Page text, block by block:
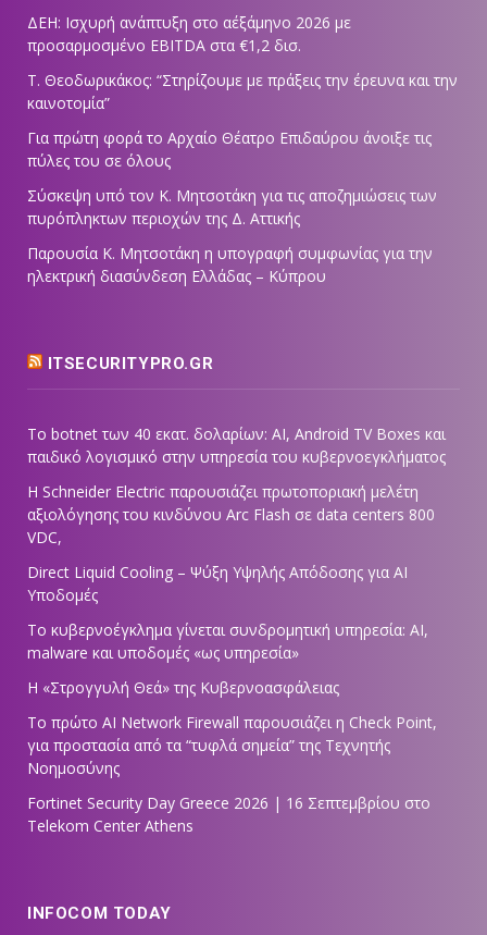
ΔΕΗ: Ισχυρή ανάπτυξη στο α΄εξάμηνο 2026 με
προσαρμοσμένο EBITDA στα €1,2 δισ.
Τ. Θεοδωρικάκος: “Στηρίζουμε με πράξεις την έρευνα και την
καινοτομία”
Για πρώτη φορά το Αρχαίο Θέατρο Επιδαύρου άνοιξε τις
πύλες του σε όλους
Σύσκεψη υπό τον Κ. Μητσοτάκη για τις αποζημιώσεις των
πυρόπληκτων περιοχών της Δ. Αττικής
Παρουσία Κ. Μητσοτάκη η υπογραφή συμφωνίας για την
ηλεκτρική διασύνδεση Ελλάδας – Κύπρου
ITSECURITYPRO.GR
Το botnet των 40 εκατ. δολαρίων: AI, Android TV Boxes και
παιδικό λογισμικό στην υπηρεσία του κυβερνοεγκλήματος
Η Schneider Electric παρουσιάζει πρωτοποριακή μελέτη
αξιολόγησης του κινδύνου Arc Flash σε data centers 800
VDC,
Direct Liquid Cooling – Ψύξη Υψηλής Απόδοσης για AI
Υποδομές
Το κυβερνοέγκλημα γίνεται συνδρομητική υπηρεσία: AI,
malware και υποδομές «ως υπηρεσία»
Η «Στρογγυλή Θεά» της Κυβερνοασφάλειας
Tο πρώτο AI Network Firewall παρουσιάζει η Check Point,
για προστασία από τα “τυφλά σημεία” της Τεχνητής
Νοημοσύνης
Fortinet Security Day Greece 2026 | 16 Σεπτεμβρίου στο
Telekom Center Athens
INFOCOM TODAY